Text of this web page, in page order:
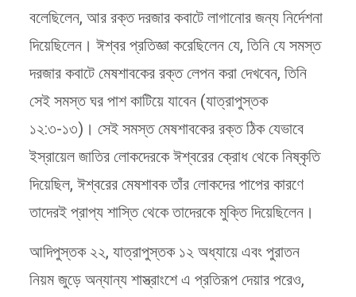
বলেছিলেন, আর রক্ত দরজার কবাটে লাগানোর জন্য নির্দেশনা
দিয়েছিলেন। ঈশ্বর প্রতিজ্ঞা করেছিলেন যে, তিনি যে সমস্ত
দরজার কবাটে মেষশাবকের রক্ত লেপন করা দেখবেন, তিনি
সেই সমস্ত ঘর পাশ কাটিয়ে যাবেন (যাত্রাপুস্তক
১২:৩-১৩)। সেই সমস্ত মেষশাবকের রক্ত ঠিক যেভাবে
ইস্রায়েল জাতির লোকদেরকে ঈশ্বরের ক্রোধ থেকে নিষ্কৃতি
দিয়েছিল, ঈশ্বরের মেষশাবক তাঁর লোকদের পাপের কারণে
তাদেরই প্রাপ্য শাস্তি থেকে তাদেরকে মুক্তি দিয়েছিলেন।
আদিপুস্তক ২২, যাত্রাপুস্তক ১২ অধ্যায়ে এবং পুরাতন
নিয়ম জুড়ে অন্যান্য শাস্ত্রাংশে এ প্রতিরূপ দেয়ার পরেও,